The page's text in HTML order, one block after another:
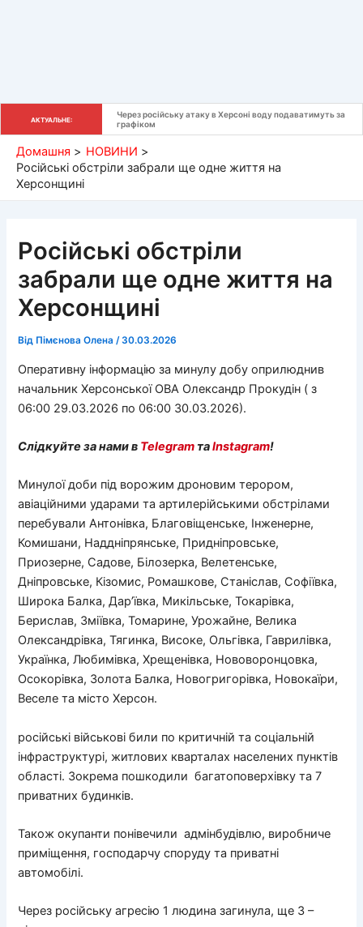
АКТУАЛЬНЕ:
Через російську атаку в Херсоні воду подаватимуть за
графіком
Домашня
НОВИНИ
Російські обстріли забрали ще одне життя на
Херсонщині
Російські обстріли
забрали ще одне життя на
Херсонщині
Від Пімєнова Олена/30.03.2026
Оперативну інформацію за минулу добу оприлюднив
начальник Херсонської ОВА Олександр Прокудін ( з
06:00 29.03.2026 по 06:00 30.03.2026).
Слідкуйте за нами в Telegram таInstagram!
Минулої доби під ворожим дроновим терором,
авіаційними ударами та артилерійськими обстрілами
перебували Антонівка, Благовіщенське, Інженерне,
Комишани, Наддніпрянське, Придніпровське,
Приозерне, Садове, Білозерка, Велетенське,
Дніпровське, Кізомис, Ромашкове, Станіслав, Софіївка,
Широка Балка, Дар’ївка, Микільське, Токарівка,
Берислав, Зміївка, Томарине, Урожайне, Велика
Олександрівка, Тягинка, Високе, Ольгівка, Гаврилівка,
Українка, Любимівка, Хрещенівка, Нововоронцовка,
Осокорівка, Золота Балка, Новогригорівка, Новокаїри,
Веселе та місто Херсон.
російські військові били по критичній та соціальній
інфраструктурі, житлових кварталах населених пунктів
області. Зокрема пошкодили багатоповерхівку та 7
приватних будинків.
Також окупанти понівечили адмінбудівлю, виробниче
приміщення, господарчу споруду та приватні
автомобілі.
Через російську агресію 1 людина загинула, ще 3 –